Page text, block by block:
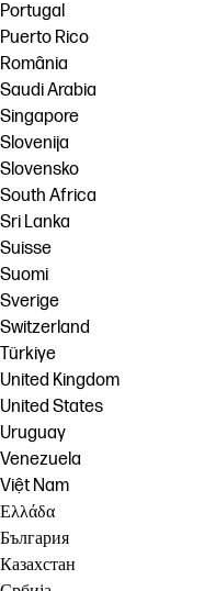
Portugal
Puerto Rico
România
Saudi Arabia
Singapore
Slovenija
Slovensko
South Africa
Sri Lanka
Suisse
Suomi
Sverige
Switzerland
Türkiye
United Kingdom
United States
Uruguay
Venezuela
Việt Nam
Ελλάδα
България
Казахстан